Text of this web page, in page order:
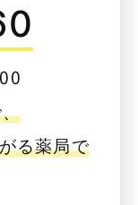
る薬局で